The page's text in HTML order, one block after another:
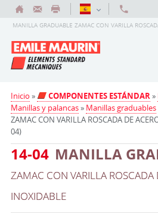
MANILLA GRADUABLE ZAMAC CON VARILLA
Inicio » COMPONENTES ESTÁNDAR»
Manillas y palancas» Manillas graduables
ZAMAC CON VARILLA ROSCADA DE
04)
14-04 MANILLA
ZAMAC CON VARILLA ROSCADA
INOXIDABLE